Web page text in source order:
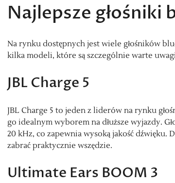
Najlepsze głośniki
Na rynku dostępnych jest wiele głośników
kilka modeli, które są szczególnie warte
JBL Charge 5
JBL Charge 5 to jeden z liderów na rynku
go idealnym wyborem na dłuższe wyjazdy.
20 kHz, co zapewnia wysoką jakość dźwięku.
zabrać praktycznie wszędzie.
Ultimate Ears BOOM 3